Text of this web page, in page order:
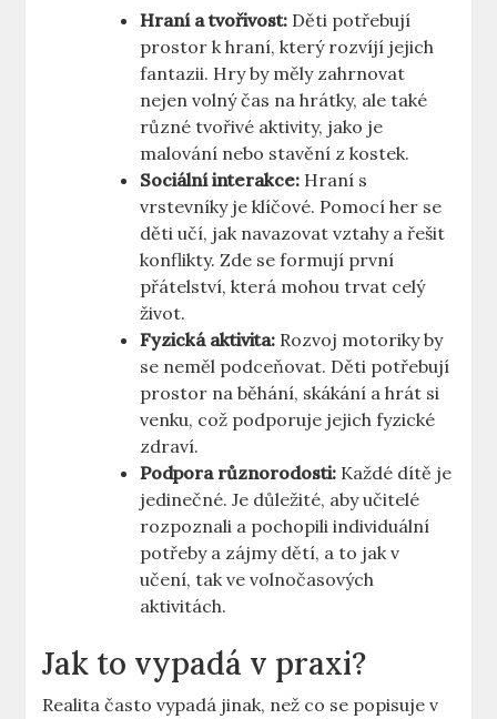
Hraní a tvořivost: Děti potřebují
prostor k hraní, který rozvíjí jejich
fantazii. Hry by měly zahrnovat
nejen volný čas na hrátky, ale také
různé tvořivé aktivity, jako je
malování nebo stavění z kostek.
Sociální interakce: Hraní s
vrstevníky je klíčové. Pomocí her se
děti učí, jak navazovat vztahy a řešit
konflikty. Zde se formují první
přátelství, která mohou trvat celý
život.
Fyzická aktivita: Rozvoj motoriky by
se neměl podceňovat. Děti potřebují
prostor na běhání, skákání a hrát si
venku, což podporuje jejich fyzické
zdraví.
Podpora různorodosti: Každé dítě je
jedinečné. Je důležité, aby učitelé
rozpoznali a pochopili individuální
potřeby a zájmy dětí, a to jak v
učení, tak ve volnočasových
aktivitách.
Jak to vypadá v praxi?
Realita často vypadá jinak, než co se popisuje v